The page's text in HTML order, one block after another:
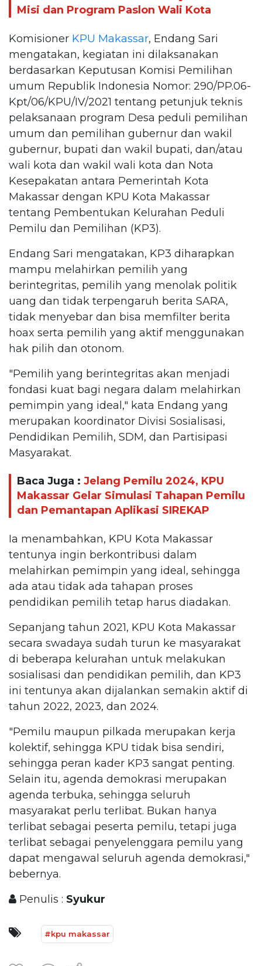
Misi dan Program Paslon Wali Kota
Komisioner KPU Makassar, Endang Sari
mengatakan, kegiatan ini dilaksanakan
berdasarkan Keputusan Komisi Pemilihan
umum Republik Indonesia Nomor: 290/PP.06-
Kpt/06/KPU/IV/2021 tentang petunjuk teknis
pelaksanaan program Desa peduli pemilihan
umum dan pemilihan gubernur dan wakil
gubernur, bupati dan wakil bupati, dan/atau
wali kota dan wakil wali kota dan Nota
Kesepakatan antara Pemerintah Kota
Makassar dengan KPU Kota Makassar
tentang Pembentukan Kelurahan Peduli
Pemilu dan Pemilihan (KP3).
Endang Sari mengatakan, KP3 diharapkan
mampu melahirkan pemilih yang
berintegritas, pemilih yang menolak politik
uang dan tidak terpengaruh berita SARA,
tidak menyebar dan bisa memfilter berita
hoax serta pemilih yang aktif menggunakan
hak pilih dan otonom.
"Pemilih yang berintegritas akan menjadi
fondasi kuat bagi negara dalam melahirkan
pemimpin yang ideal," kata Endang yang
merupakan koordinator Divisi Sosialisasi,
Pendidikan Pemilih, SDM, dan Partisipasi
Masyarakat.
Baca Juga : Jelang Pemilu 2024, KPU
Makassar Gelar Simulasi Tahapan Pemilu
dan Pemantapan Aplikasi SIREKAP
Ia menambahkan, KPU Kota Makassar
tentunya ingin berkontribusi dalam
melahirkan pemimpin yang ideal, sehingga
ada atau tidak ada tahapan proses
pendidikan pemilih tetap harus diadakan.
Sepanjang tahun 2021, KPU Kota Makassar
secara swadaya sudah turun ke masyarakat
di beberapa kelurahan untuk melakukan
sosialisasi dan pendidikan pemilih, dan KP3
ini tentunya akan dijalankan semakin aktif di
tahun 2022, 2023, dan 2024.
"Pemilu maupun pilkada merupakan kerja
kolektif, sehingga KPU tidak bisa sendiri,
sehingga peran kader KP3 sangat penting.
Selain itu, agenda demokrasi merupakan
agenda terbuka, sehingga seluruh
masyarakat perlu terlibat. Bukan hanya
terlibat sebagai peserta pemilu, tetapi juga
terlibat sebagai penyelenggara pemilu yang
dapat mengawal seluruh agenda demokrasi,"
bebernya.
Penulis : Syukur
#kpu makassar